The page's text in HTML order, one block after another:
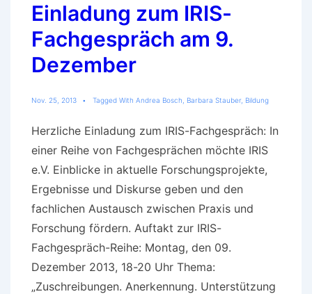
Einladung zum IRIS-
Fachgespräch am 9.
Dezember
Nov. 25, 2013 Tagged With Andrea Bosch Barbara Stauber, Bildung
Herzliche Einladung zum IRIS-Fachgespräch: In
einer Reihe von Fachgesprächen möchte IRIS
e.V. Einblicke in aktuelle Forschungsprojekte,
Ergebnisse und Diskurse geben und den
fachlichen Austausch zwischen Praxis und
Forschung fördern. Auftakt zur IRIS-
Fachgespräch-Reihe: Montag, den 09.
Dezember 2013, 18-20 Uhr Thema:
„Zuschreibungen. Anerkennung. Unterstützung